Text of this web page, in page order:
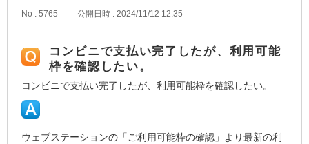
No : 5765 公開日時 : 2024/11/12 12:35
コンビニで支払い完了したが、利用可能
枠を確認したい。
コンビニで支払い完了したが、利用可能枠を確認したい。
ウェブステーションの「ご利用可能枠の確認」より最新の利